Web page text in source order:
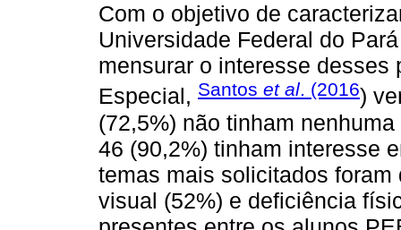
Com o objetivo de
Universidade Federal do
mensurar o interesse desses
Especial, Santos et al. (2016)
(72,5%) não tinham
46 (90,2%) tinham interesse
temas mais solicitados
visual (52%) e deficiência